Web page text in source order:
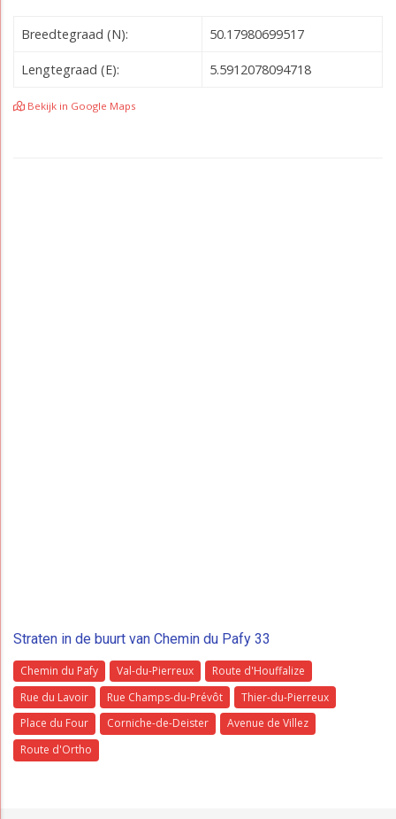
Breedtegraad (N): 50.17980699517
Lengtegraad (E): 5.5912078094718
Bekijk in Google Maps
Straten in de buurt van Chemin du Pafy 33
Chemin du Pafy Val-du-Pierreux
Route d'Houffalize
Rue du Lavoir
Rue Champs-du-Prévôt
Thier-du-Pierreux
Place du Four
Corniche-de-Deister
Avenue de Villez
Route d'Ortho